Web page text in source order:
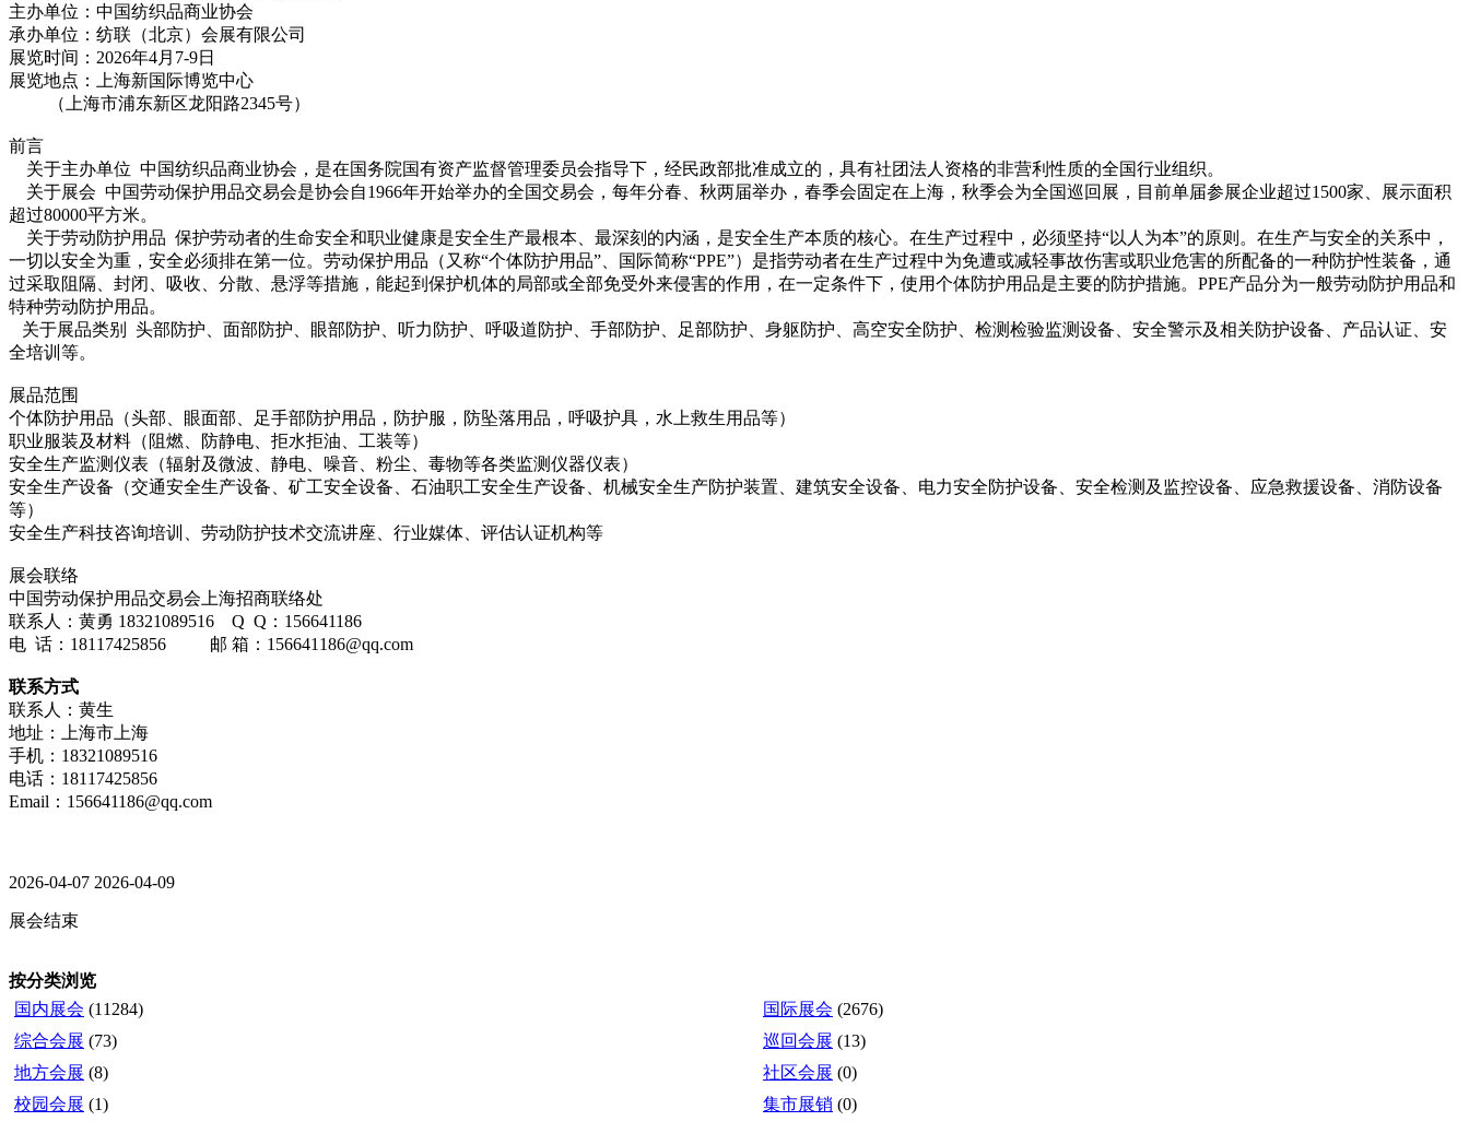
主办单位：中国纺织品商业协会
承办单位：纺联（北京）会展有限公司
展览时间：2026年4月7-9日
展览地点：上海新国际博览中心
（上海市浦东新区龙阳路2345号）
前言
关于主办单位 中国纺织品商业协会，是在国务院国有资产监督管理委员会指导下，经民政部批准成立的，具有社团法人资格的非营利性质的全国行业组织。
关于展会 中国劳动保护用品交易会是协会自1966年开始举办的全国交易会，每年分春、秋两届举办，春季会固定在上海，秋季会为全国巡回展，目前单届参展企业超过1500家、展示面积
超过80000平方米。
关于劳动防护用品 保护劳动者的生命安全和职业健康是安全生产最根本、最深刻的内涵，是安全生产本质的核心。在生产过程中，必须坚持“以人为本”的原则。在生产与安全的关系中，
一切以安全为重，安全必须排在第一位。劳动保护用品（又称“个体防护用品”、国际简称“PPE”）是指劳动者在生产过程中为免遭或减轻事故伤害或职业危害的所配备的一种防护性装备，通
过采取阻隔、封闭、吸收、分散、悬浮等措施，能起到保护机体的局部或全部免受外来侵害的作用，在一定条件下，使用个体防护用品是主要的防护措施。PPE产品分为一般劳动防护用品和
特种劳动防护用品。
关于展品类别 头部防护、面部防护、眼部防护、听力防护、呼吸道防护、手部防护、足部防护、身躯防护、高空安全防护、检测检验监测设备、安全警示及相关防护设备、产品认证、安
全培训等。
展品范围
个体防护用品（头部、眼面部、足手部防护用品，防护服，防坠落用品，呼吸护具，水上救生用品等）
职业服装及材料（阻燃、防静电、拒水拒油、工装等）
安全生产监测仪表（辐射及微波、静电、噪音、粉尘、毒物等各类监测仪器仪表）
安全生产设备（交通安全生产设备、矿工安全设备、石油职工安全生产设备、机械安全生产防护装置、建筑安全设备、电力安全防护设备、安全检测及监控设备、应急救援设备、消防设备
等）
安全生产科技咨询培训、劳动防护技术交流讲座、行业媒体、评估认证机构等
展会联络
中国劳动保护用品交易会上海招商联络处
联系人：黄勇 18321089516 Q Q：156641186
电 话：18117425856 邮 箱：156641186@qq.com
联系方式
联系人：黄生
地址：上海市上海
手机：18321089516
电话：18117425856
Email：156641186@qq.com
2026-04-07 2026-04-09
展会结束
按分类浏览
国内展会 (11284) 国际展会 (2676)
综合会展 (73) 巡回会展 (13)
地方会展 (8) 社区会展 (0)
校园会展 (1) 集市展销 (0)